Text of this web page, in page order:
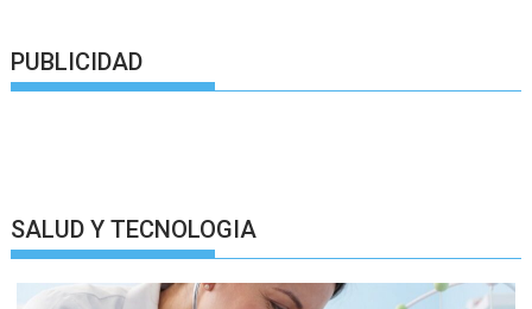
PUBLICIDAD
SALUD Y TECNOLOGIA